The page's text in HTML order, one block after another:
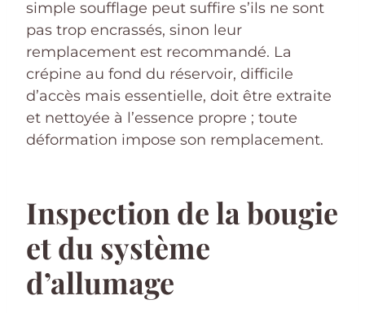
simple soufflage peut suffire s’ils ne sont
pas trop encrassés, sinon leur
remplacement est recommandé. La
crépine au fond du réservoir, difficile
d’accès mais essentielle, doit être extraite
et nettoyée à l’essence propre ; toute
déformation impose son remplacement.
Inspection de la bougie
et du système
d’allumage